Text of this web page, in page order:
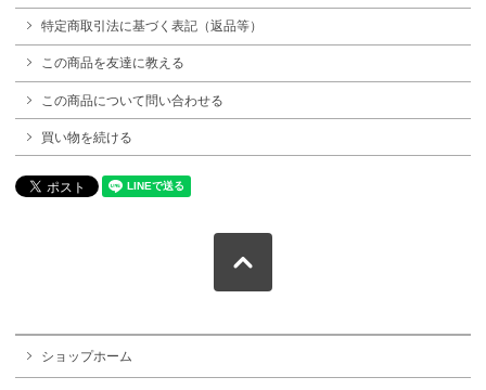
特定商取引法に基づく表記（返品等）
この商品を友達に教える
この商品について問い合わせる
買い物を続ける
ショップホーム